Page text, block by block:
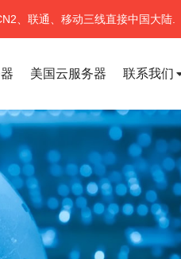
、联通、移动三线直接中国大陆.
美国云服务器 联系我们